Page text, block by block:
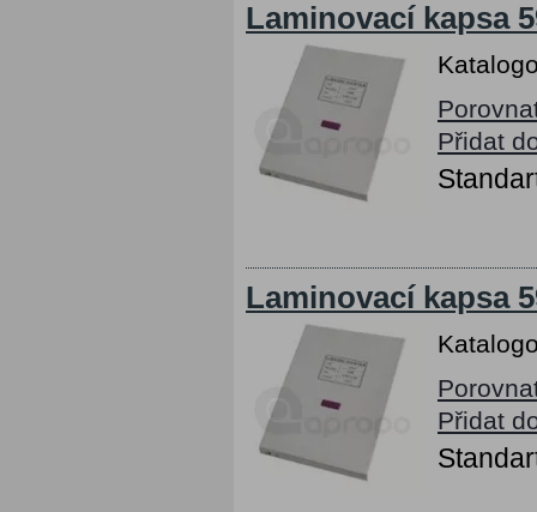
Laminovací kapsa
Přidat
Laminovací kapsa
Přidat